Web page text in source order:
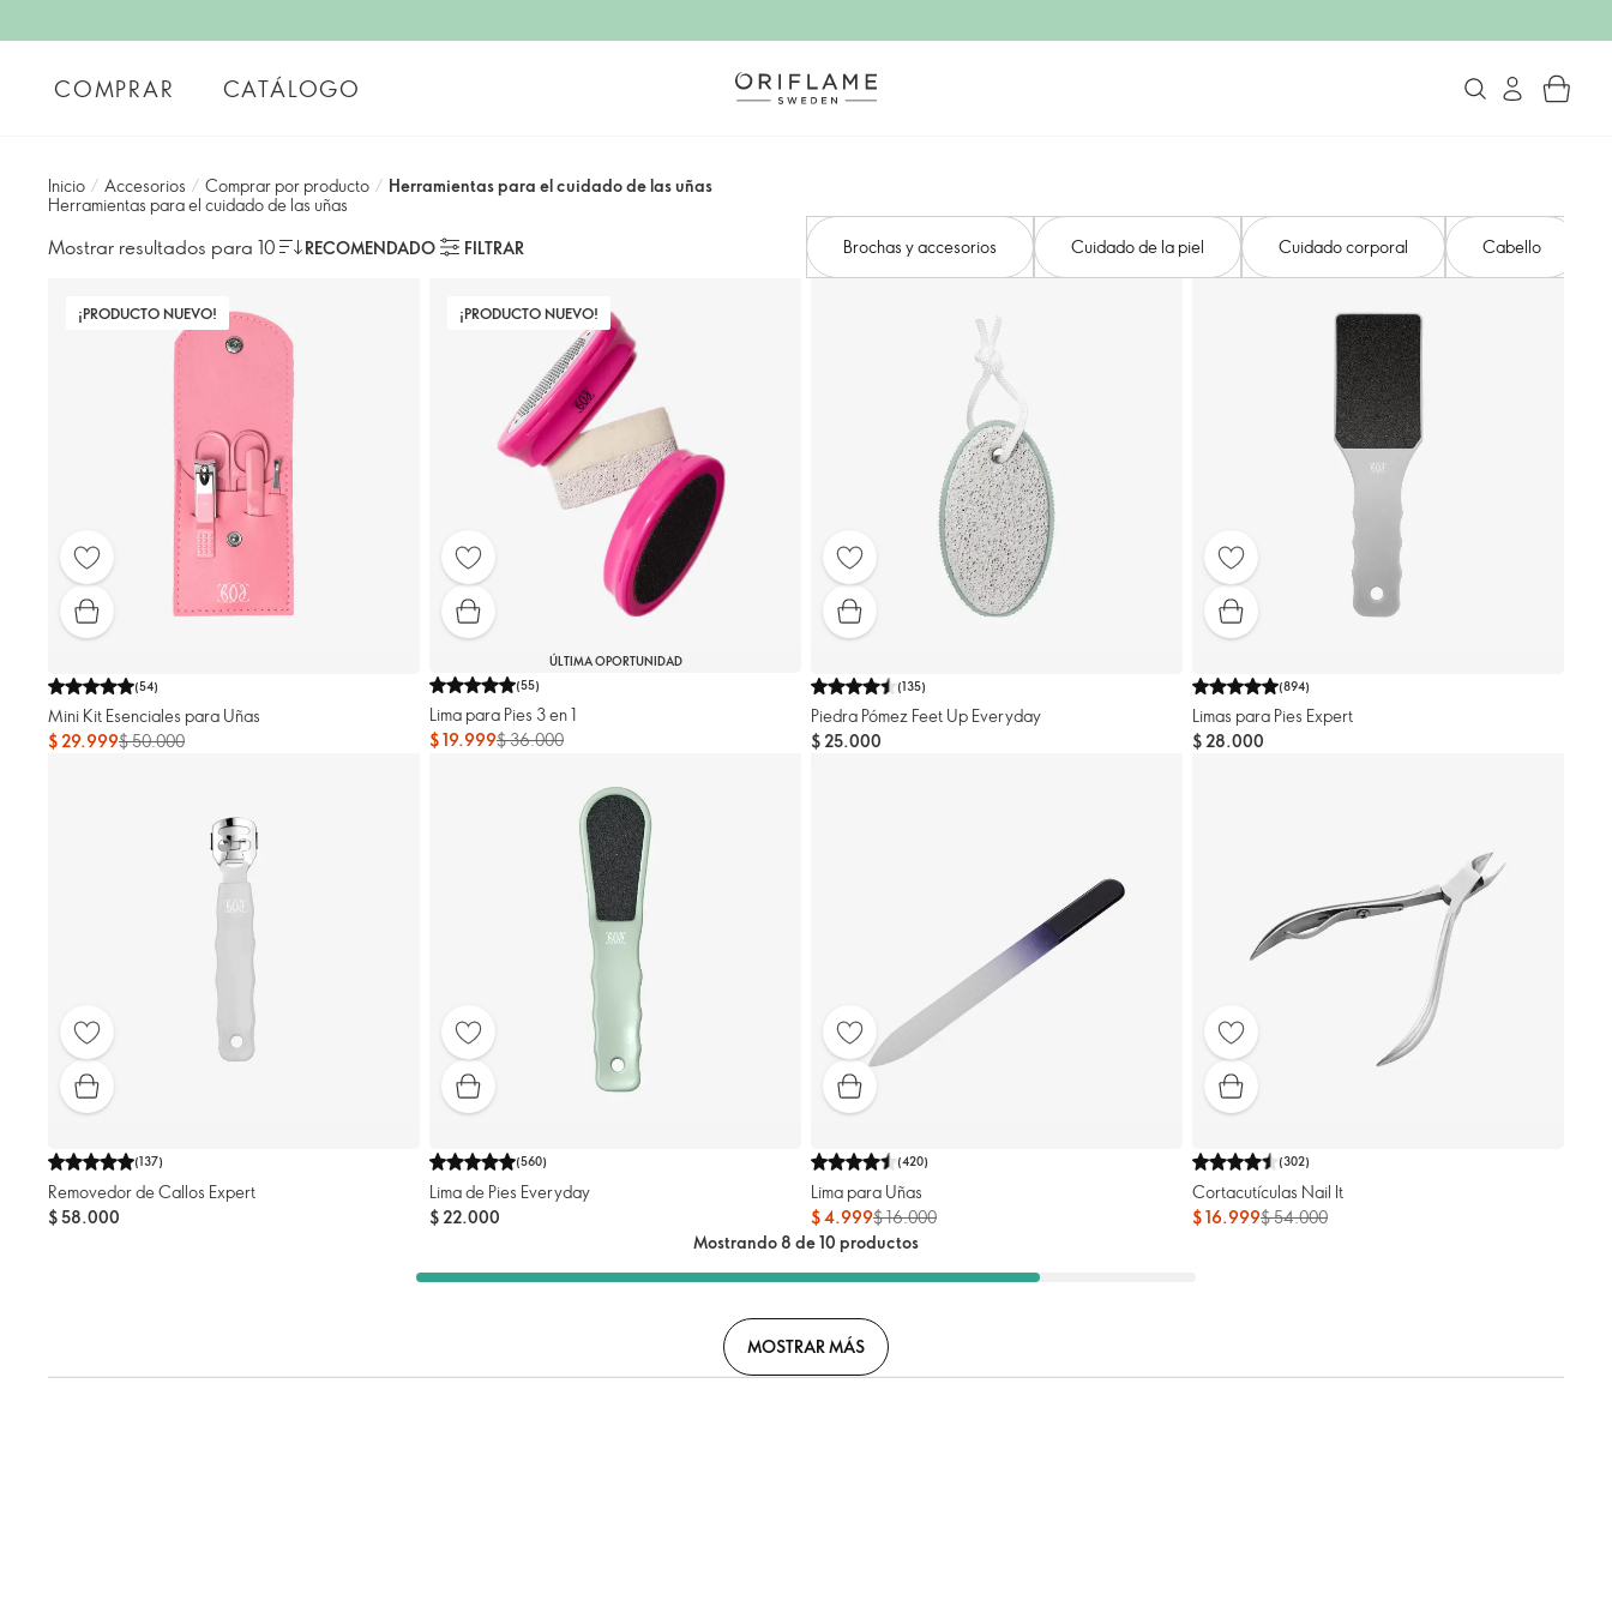
COMPRAR CATÁLOGO
Inicio / Accesorios / Comprar por producto / Herramientas para el cuidado de las uñas
Herramientas para el cuidado de las uñas
Mostrar resultados para 10 RECOMENDADO FILTRAR Brochas y accesorios Cuidado de la piel Cuidado corporal Cabello
¡PRODUCTO NUEVO!
(54)
Mini Kit Esenciales para Uñas
$ 29.999$ 50.000
¡PRODUCTO NUEVO!
ÚLTIMA OPORTUNIDAD
(55)
Lima para Pies 3 en 1
$ 19.999$ 36.000
(135)
Piedra Pómez Feet Up Everyday
$ 25.000
(894)
Limas para Pies Expert
$ 28.000
(137)
Removedor de Callos Expert
$ 58.000
(560)
Lima de Pies Everyday
$ 22.000
(420)
Lima para Uñas
$ 4.999$ 16.000
(302)
Cortacutículas Nail It
$ 16.999$ 54.000
Mostrando 8 de 10 productos
MOSTRAR MÁS